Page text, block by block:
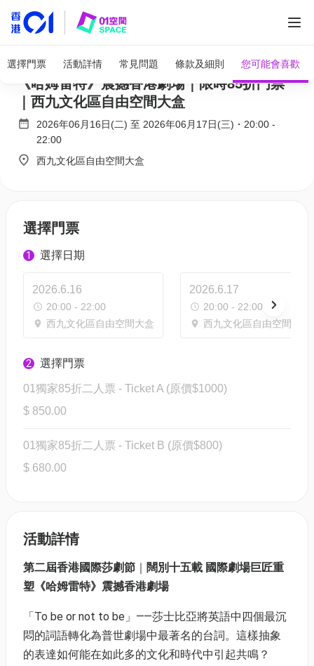
選擇門票 活動詳情 常見問題 條款及細則 您可能會喜歡
第二屆香港國際莎劇節｜國際劇場巨匠重塑
《哈姆雷特》震撼香港劇場｜限時85折門票
｜西九文化區自由空間大盒
2026年06月16日(二) 至 2026年06月17日(三) ・ 20:00 -
22:00
西九文化區自由空間大盒
選擇門票
1 選擇日期
2026.6.16
20:00 - 22:00
西九文化區自由空間大盒
2026.6.17
20:00 - 22:00
西九文化區自由空間大盒
2 選擇門票
01獨家85折二人票 - Ticket A (原價$1000)
$ 850.00
01獨家85折二人票 - Ticket B (原價$800)
$ 680.00
活動詳情
第二屆香港國際莎劇節 ｜ 闊別十五載 國際劇場巨匠重
塑《哈姆雷特》震撼香港劇場
「To be or not to be」⸺莎士比亞將英語中四個最沉
悶的詞語轉化為普世劇場中最著名的台詞。這樣抽象
的表達如何能在如此多的文化和時代中引起共鳴？